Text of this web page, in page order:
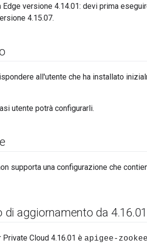
versione 4.14.01: devi prima
4.15.07.
all'utente che ha installato
utente potrà configurarli.
supporta una configurazione che
di aggiornamento da 4.16.01
Cloud 4.16.01 è apigee-